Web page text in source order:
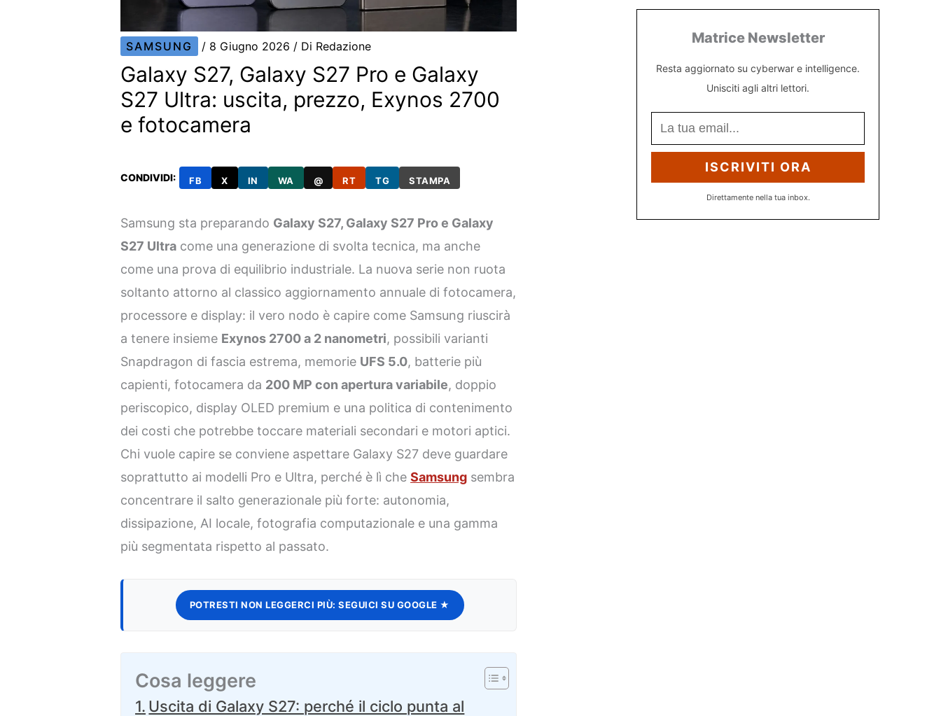
SAMSUNG / 8 Giugno 2026 / Di Redazione
Galaxy S27, Galaxy S27 Pro e Galaxy
S27 Ultra: uscita, prezzo, Exynos 2700
e fotocamera
CONDIVIDI: FB X IN WA @ RT TG STAMPA
Samsung sta preparando Galaxy S27, Galaxy S27 Pro e Galaxy
S27 Ultra come una generazione di svolta tecnica, ma anche
come una prova di equilibrio industriale. La nuova serie non ruota
soltanto attorno al classico aggiornamento annuale di fotocamera,
processore e display: il vero nodo è capire come Samsung riuscirà
a tenere insieme Exynos 2700 a 2 nanometri, possibili varianti
Snapdragon di fascia estrema, memorie UFS 5.0, batterie più
capienti, fotocamera da 200 MP con apertura variabile, doppio
periscopico, display OLED premium e una politica di contenimento
dei costi che potrebbe toccare materiali secondari e motori aptici.
Chi vuole capire se conviene aspettare Galaxy S27 deve guardare
soprattutto ai modelli Pro e Ultra, perché è lì cheSamsung sembra
concentrare il salto generazionale più forte: autonomia,
dissipazione, AI locale, fotografia computazionale e una gamma
più segmentata rispetto al passato.
POTRESTI NON LEGGERCI PIÙ: SEGUICI SU GOOGLE ★
Cosa leggere
Uscita di Galaxy S27: perché il ciclo punta al
Matrice Newsletter
Resta aggiornato su cyberwar e intelligence.
Unisciti agli altri lettori.
ISCRIVITI ORA
Direttamente nella tua inbox.